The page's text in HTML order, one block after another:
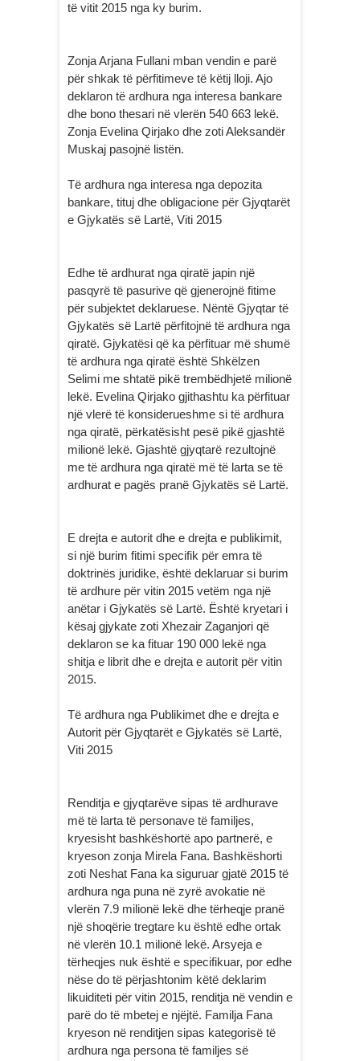
të vitit 2015 nga ky burim.
Zonja Arjana Fullani mban vendin e parë
për shkak të përfitimeve të këtij lloji. Ajo
deklaron të ardhura nga interesa bankare
dhe bono thesari në vlerën 540 663 lekë.
Zonja Evelina Qirjako dhe zoti Aleksandër
Muskaj pasojnë listën.
Të ardhura nga interesa nga depozita
bankare, tituj dhe obligacione për Gjyqtarët
e Gjykatës së Lartë, Viti 2015
Edhe të ardhurat nga qiratë japin një
pasqyrë të pasurive që gjenerojnë fitime
për subjektet deklaruese. Nëntë Gjyqtar të
Gjykatës së Lartë përfitojnë të ardhura nga
qiratë. Gjykatësi që ka përfituar më shumë
të ardhura nga qiratë është Shkëlzen
Selimi me shtatë pikë trembëdhjetë milionë
lekë. Evelina Qirjako gjithashtu ka përfituar
një vlerë të konsiderueshme si të ardhura
nga qiratë, përkatësisht pesë pikë gjashtë
milionë lekë. Gjashtë gjyqtarë rezultojnë
me të ardhura nga qiratë më të larta se të
ardhurat e pagës pranë Gjykatës së Lartë.
E drejta e autorit dhe e drejta e publikimit,
si një burim fitimi specifik për emra të
doktrinës juridike, është deklaruar si burim
të ardhure për vitin 2015 vetëm nga një
anëtar i Gjykatës së Lartë. Është kryetari i
kësaj gjykate zoti Xhezair Zaganjori që
deklaron se ka fituar 190 000 lekë nga
shitja e librit dhe e drejta e autorit për vitin
2015.
Të ardhura nga Publikimet dhe e drejta e
Autorit për Gjyqtarët e Gjykatës së Lartë,
Viti 2015
Renditja e gjyqtarëve sipas të ardhurave
më të larta të personave të familjes,
kryesisht bashkëshortë apo partnerë, e
kryeson zonja Mirela Fana. Bashkëshorti
zoti Neshat Fana ka siguruar gjatë 2015 të
ardhura nga puna në zyrë avokatie në
vlerën 7.9 milionë lekë dhe tërheqje pranë
një shoqërie tregtare ku është edhe ortak
në vlerën 10.1 milionë lekë. Arsyeja e
tërheqjes nuk është e specifikuar, por edhe
nëse do të përjashtonim këtë deklarim
likuiditeti për vitin 2015, renditja në vendin e
parë do të mbetej e njëjtë. Familja Fana
kryeson në renditjen sipas kategorisë të
ardhura nga persona të familjes së